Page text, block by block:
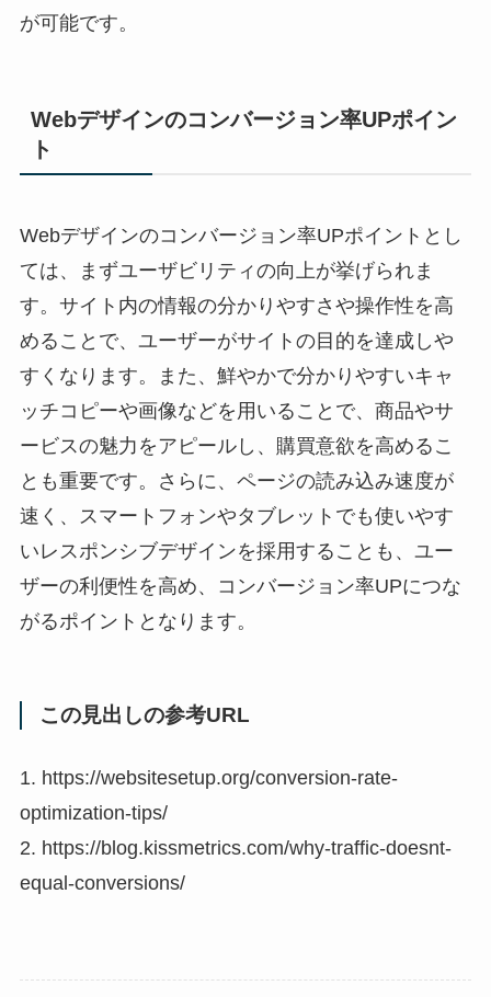
が可能です。
Webデザインのコンバージョン率UPポイン
ト
Webデザインのコンバージョン率UPポイントとし
ては、まずユーザビリティの向上が挙げられま
す。サイト内の情報の分かりやすさや操作性を高
めることで、ユーザーがサイトの目的を達成しや
すくなります。また、鮮やかで分かりやすいキャ
ッチコピーや画像などを用いることで、商品やサ
ービスの魅力をアピールし、購買意欲を高めるこ
とも重要です。さらに、ページの読み込み速度が
速く、スマートフォンやタブレットでも使いやす
いレスポンシブデザインを採用することも、ユー
ザーの利便性を高め、コンバージョン率UPにつな
がるポイントとなります。
この見出しの参考URL
1. https://websitesetup.org/conversion-rate-
optimization-tips/
2. https://blog.kissmetrics.com/why-traffic-doesnt-
equal-conversions/